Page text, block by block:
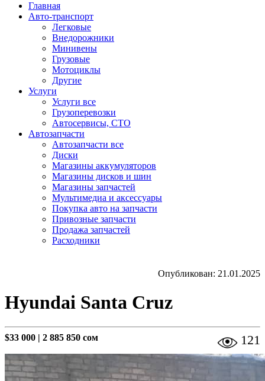
Главная
Авто-транспорт
Легковые
Внедорожники
Минивены
Грузовые
Мотоциклы
Другие
Услуги
Услуги все
Грузоперевозки
Автосервисы, СТО
Автозапчасти
Автозапчасти все
Диски
Магазины аккумуляторов
Магазины дисков и шин
Магазины запчастей
Мультимедиа и аксессуары
Покупка авто на запчасти
Привозные запчасти
Продажа запчастей
Расходники
Опубликован: 21.01.2025
Hyundai Santa Cruz
$33 000 | 2 885 850 сом 121